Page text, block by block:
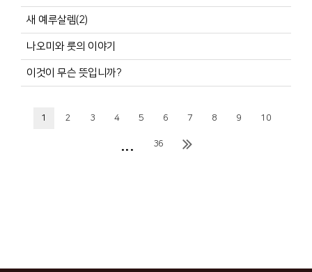
새 예루살렘(2)
나오미와 룻의 이야기
이것이 무슨 뜻입니까?
1 2 3 4 5 6 7 8 9 10
... 36